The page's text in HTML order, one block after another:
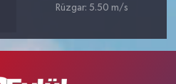
Rüzgar: 5.50 m/s